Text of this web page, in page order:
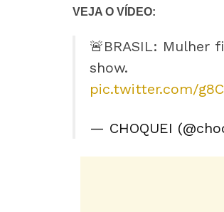
VEJA O VÍDEO:
🚨BRASIL: Mulher
show.
pic.twitter.com/
— CHOQUEI